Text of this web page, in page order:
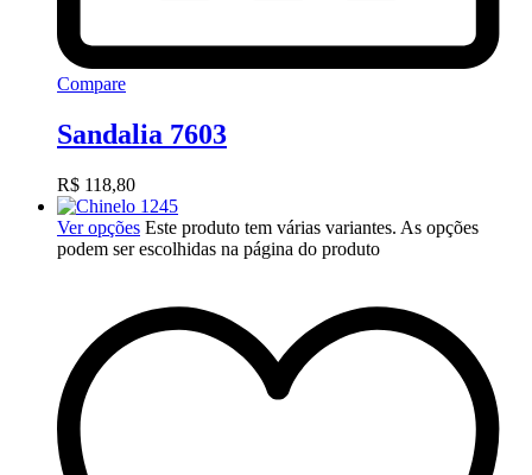
Compare
Sandalia 7603
R$ 118,80
Ver opções Este produto tem várias variantes. As opções
podem ser escolhidas na página do produto